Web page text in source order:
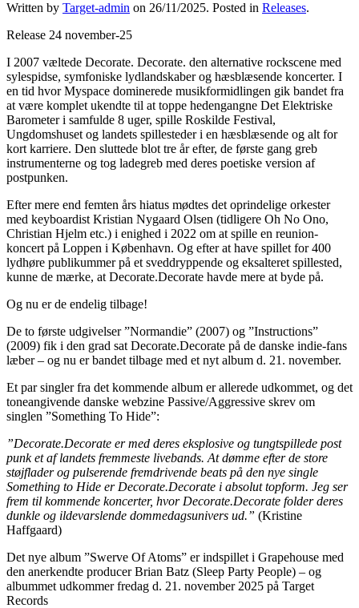
Written by Target-admin on 26/11/2025. Posted in Releases.
Release 24 november-25
I 2007 væltede Decorate. Decorate. den alternative rockscene med
sylespidse, symfoniske lydlandskaber og hæsblæsende koncerter. I
en tid hvor Myspace dominerede musikformidlingen gik bandet fra
at være komplet ukendte til at toppe hedengangne Det Elektriske
Barometer i samfulde 8 uger, spille Roskilde Festival,
Ungdomshuset og landets spillesteder i en hæsblæsende og alt for
kort karriere. Den sluttede blot tre år efter, de første gang greb
instrumenterne og tog ladegreb med deres poetiske version af
postpunken.
Efter mere end femten års hiatus mødtes det oprindelige orkester
med keyboardist Kristian Nygaard Olsen (tidligere Oh No Ono,
Christian Hjelm etc.) i enighed i 2022 om at spille en reunion-
koncert på Loppen i København. Og efter at have spillet for 400
lydhøre publikummer på et sveddryppende og eksalteret spillested,
kunne de mærke, at Decorate.Decorate havde mere at byde på.
Og nu er de endelig tilbage!
De to første udgivelser ”Normandie” (2007) og ”Instructions”
(2009) fik i den grad sat Decorate.Decorate på de danske indie-fans
læber – og nu er bandet tilbage med et nyt album d. 21. november.
Et par singler fra det kommende album er allerede udkommet, og det
toneangivende danske webzine Passive/Aggressive skrev om
singlen ”Something To Hide”:
”Decorate.Decorate er med deres eksplosive og tungtspillede post
punk et af landets fremmeste livebands. At dømme efter de store
støjflader og pulserende fremdrivende beats på den nye single
Something to Hide er Decorate.Decorate i absolut topform. Jeg ser
frem til kommende koncerter, hvor Decorate.Decorate folder deres
dunkle og ildevarslende dommedagsunivers ud.” (Kristine
Haffgaard)
Det nye album ”Swerve Of Atoms” er indspillet i Grapehouse med
den anerkendte producer Brian Batz (Sleep Party People) – og
albummet udkommer fredag d. 21. november 2025 på Target
Records